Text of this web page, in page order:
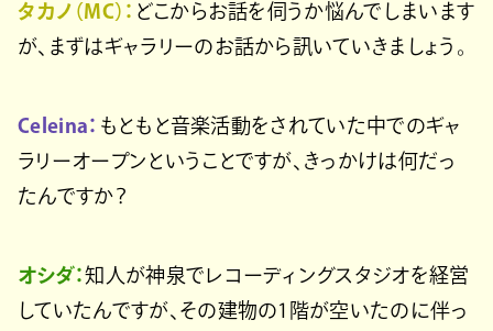
タカノ（MC）： どこからお話を伺うか悩んでしまいます
が、まずはギャラリーのお話から訊いていきましょう。
Celeina： もともと音楽活動をされていた中でのギャ
ラリーオープンということですが、きっかけは何だっ
たんですか？
オシダ：知人が神泉でレコーディングスタジオを経営
していたんですが、その建物の1階が空いたのに伴っ